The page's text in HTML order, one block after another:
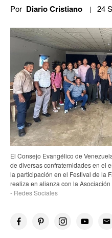
Por Diario Cristiano 24
El Consejo Evangélico de
de diversas confraternidades en el
la participación en el Festival de la
realiza en alianza con la
- Redes Sociales